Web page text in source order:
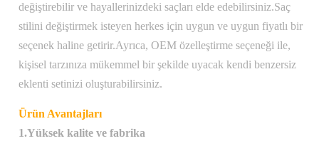
değiştirebilir ve hayallerinizdeki saçları elde edebilirsiniz.Saç
stilini değiştirmek isteyen herkes için uygun ve uygun fiyatlı bir
seçenek haline getirir.Ayrıca, OEM özelleştirme seçeneği ile,
kişisel tarzınıza mükemmel bir şekilde uyacak kendi benzersiz
eklenti setinizi oluşturabilirsiniz.
Ürün Avantajları
1.Yüksek kalite ve fabrika